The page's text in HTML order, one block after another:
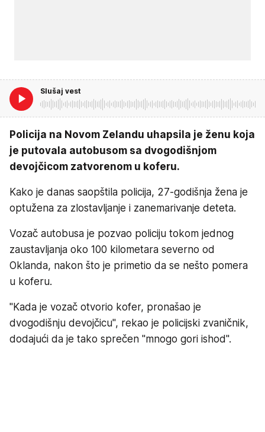
Slušaj vest
Policija na Novom Zelandu uhapsila je ženu koja
je putovala autobusom sa dvogodišnjom
devojčicom zatvorenom u koferu.
Kako je danas saopštila policija, 27-godišnja žena je
optužena za zlostavljanje i zanemarivanje deteta.
Vozač autobusa je pozvao policiju tokom jednog
zaustavljanja oko 100 kilometara severno od
Oklanda, nakon što je primetio da se nešto pomera
u koferu.
"Kada je vozač otvorio kofer, pronašao je
dvogodišnju devojčicu", rekao je policijski zvaničnik,
dodajući da je tako sprečen "mnogo gori ishod".